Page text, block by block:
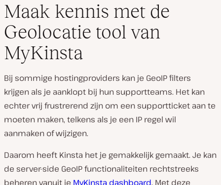
Maak kennis met de
Geolocatie tool van
MyKinsta
Bij sommige hostingproviders kan je GeoIP filters
krijgen als je aanklopt bij hun supportteams. Het kan
echter vrij frustrerend zijn om een supportticket aan te
moeten maken, telkens als je een IP regel wil
aanmaken of wijzigen.
Daarom heeft Kinsta het je gemakkelijk gemaakt. Je kan
de server-side GeoIP functionaliteiten rechtstreeks
beheren vanuit je MyKinsta dashboard. Met deze